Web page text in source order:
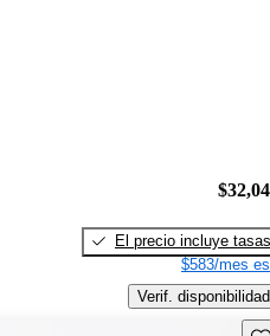
El precio incluye tasas
$583/mes
Verif. disponibilidad